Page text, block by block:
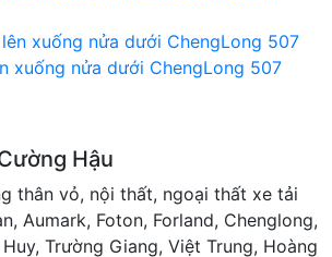
xuống nửa dưới ChengLong 507
Hậu
thân vỏ, nội thất, ngoại thất xe tải
Aumark, Foton, Forland, Chenglong,
Trường Giang, Việt Trung, Hoàng